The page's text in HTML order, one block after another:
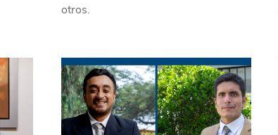
otros.